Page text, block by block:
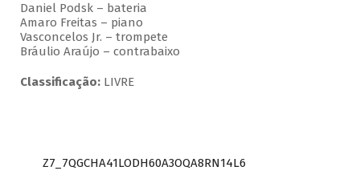
Daniel Podsk – bateria
Amaro Freitas – piano
Vasconcelos Jr. – trompete
Bráulio Araújo – contrabaixo
Classificação:LIVRE
Z7_7QGCHA41LODH60A3OQA8RN14L6